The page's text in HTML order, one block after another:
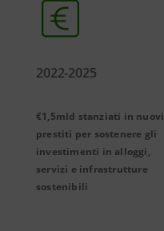
2022-2025
€1,5mld stanziati in nuovi
prestiti per sostenere gli
investimenti in alloggi,
servizi e infrastrutture
sostenibili